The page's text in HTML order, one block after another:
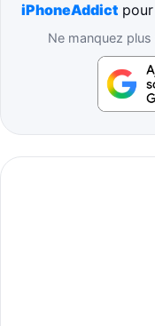
iPhoneAddict
Ne manquez